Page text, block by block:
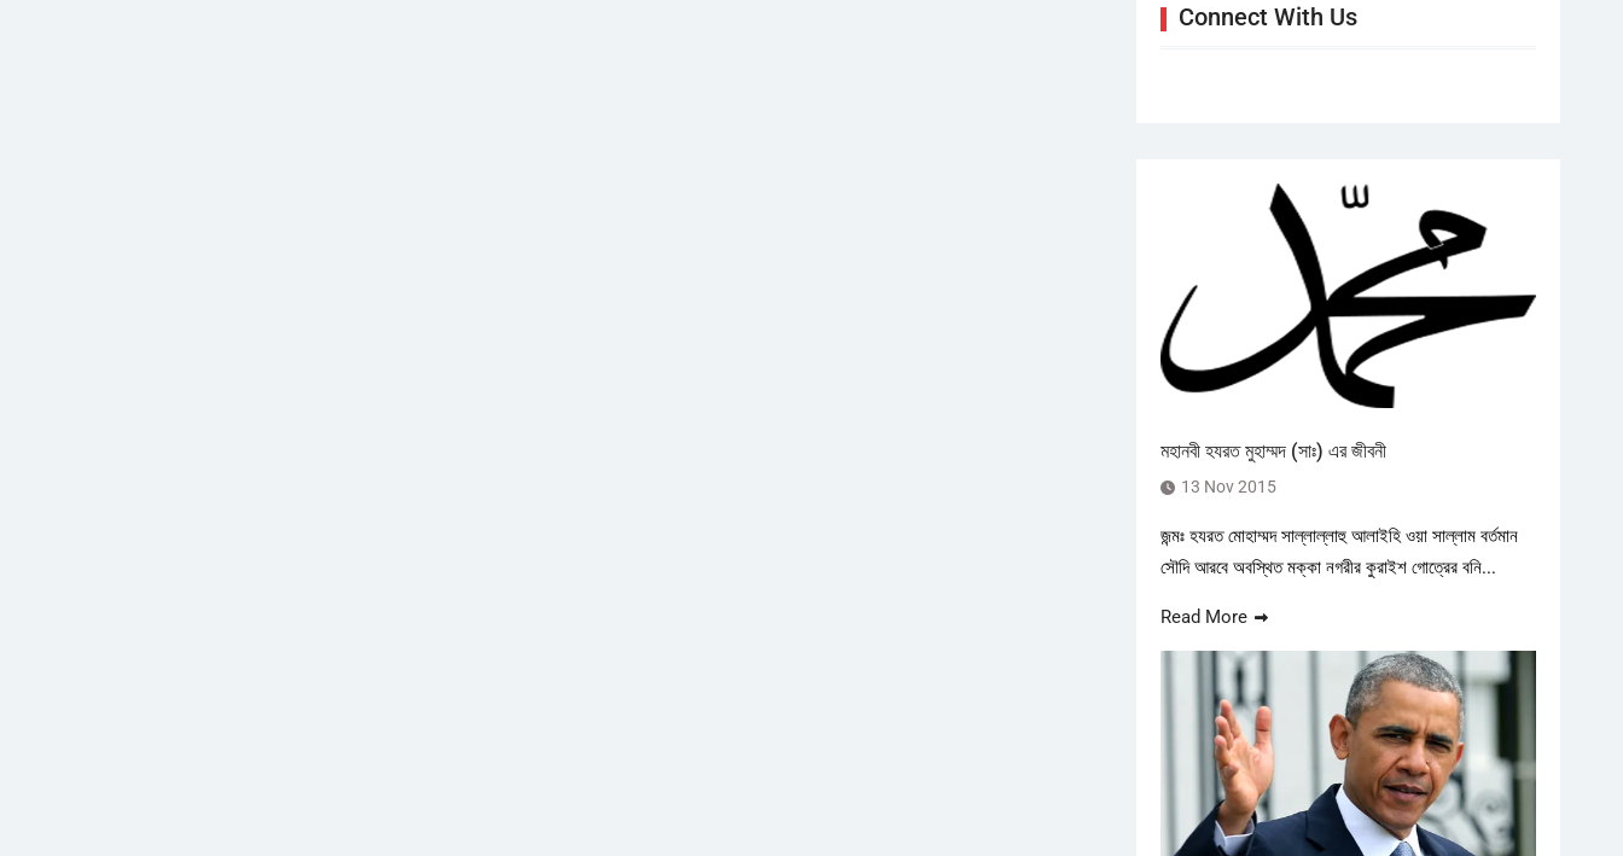
Connect With Us
মহানবী হযরত মুহাম্মদ (সাঃ) এর জীবনী
13 Nov 2015
জন্মঃ হযরত মোহাম্মদ সাল্লাল্লাহু আলাইহি ওয়া সাল্লাম বর্তমান
সৌদি আরবে অবস্থিত মক্কা নগরীর কুরাইশ গোত্রের বনি...
Read More